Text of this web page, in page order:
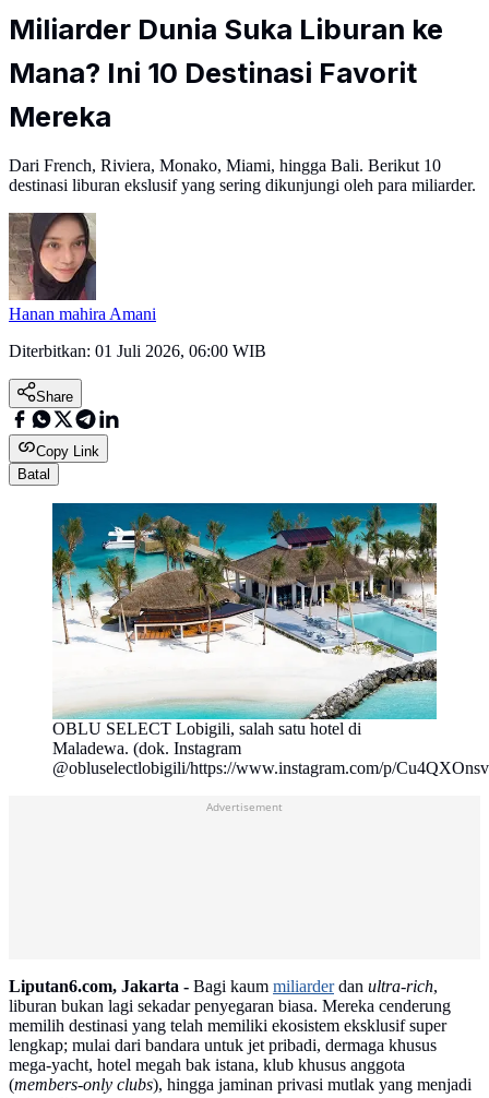
Miliarder Dunia Suka Liburan ke
Mana? Ini 10 Destinasi Favorit
Mereka
Dari French, Riviera, Monako, Miami, hingga Bali. Berikut 10
destinasi liburan ekslusif yang sering dikunjungi oleh para miliarder.
Hanan mahira Amani
Diterbitkan: 01 Juli 2026, 06:00 WIB
Share
Copy Link
Batal
OBLU SELECT Lobigili, salah satu hotel di
Maladewa. (dok. Instagram
@obluselectlobigili/https://www.instagram.com/p/
Liputan6.com, Jakarta - Bagi kaum miliarderdan ultra-rich,
liburan bukan lagi sekadar penyegaran biasa. Mereka cenderung
memilih destinasi yang telah memiliki ekosistem eksklusif super
lengkap; mulai dari bandara untuk jet pribadi, dermaga khusus
mega-yacht, hotel megah bak istana, klub khusus anggota
(members-only clubs), hingga jaminan privasi mutlak yang menjadi